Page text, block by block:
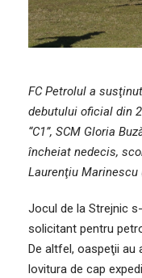
FC Petrolul a
debutului oficial din
“C1”, SCM Gloria
încheiat nedecis,
Laurenţiu Marinescu
Jocul de la Strejnic
solicitant pentru
De altfel, oaspeţii au
lovitura de cap